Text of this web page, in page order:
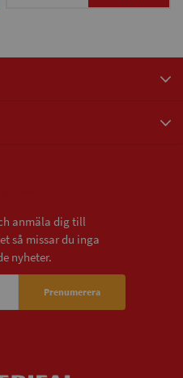
anmäla dig till
så missar du inga
nyheter.
Prenumerera